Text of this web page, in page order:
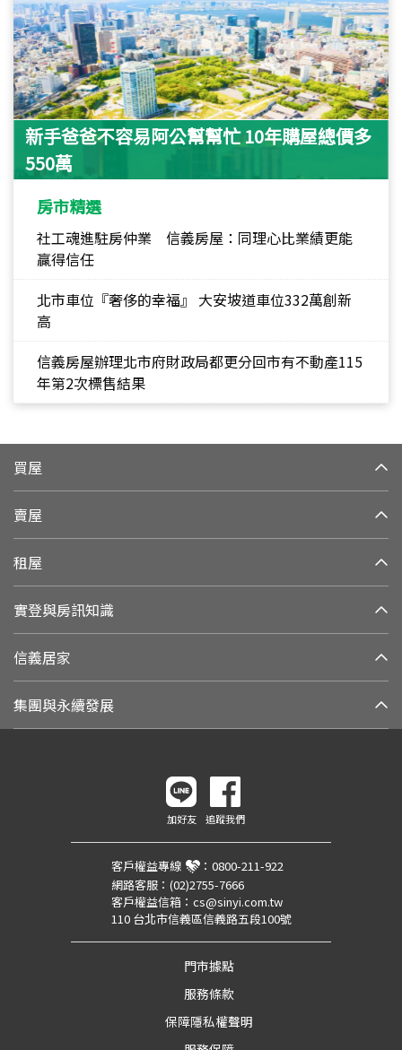
新手爸爸不容易阿公幫幫忙 10年購屋總價多
550萬
房市精選
社工魂進駐房仲業 信義房屋：同理心比業績更能
贏得信任
北市車位『奢侈的幸福』 大安坡道車位332萬創新
高
信義房屋辦理北市府財政局都更分回市有不動產115
年第2次標售結果
買屋
賣屋
租屋
實登與房訊知識
信義居家
集團與永續發展
加好友 追蹤我們
客戶權益專線 ： 0800-211-922
網路客服： (02)2755-7666
客戶權益信箱： cs@sinyi.com.tw
110 台北市信義區信義路五段100號
門市據點
服務條款
保障隱私權聲明